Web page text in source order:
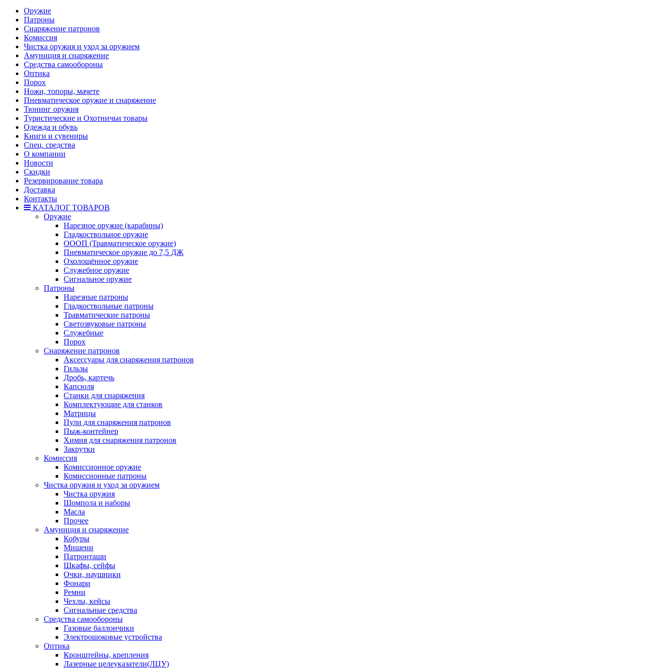
Оружие
Патроны
Снаряжение патронов
Комиссия
Чистка оружия и уход за оружием
Амуниция и снаряжение
Средства самообороны
Оптика
Порох
Ножи, топоры, мачете
Пневматическое оружие и снаряжение
Тюнинг оружия
Туристические и Охотничьи товары
Одежда и обувь
Книги и сувениры
Спец. средства
О компании
Новости
Скидки
Резервирование товара
Доставка
Контакты
КАТАЛОГ ТОВАРОВ
Оружие
Нарезное оружие (карабины)
Гладкоствольное оружие
ОООП (Травматическое оружие)
Пневматическое оружие до 7,5 ДЖ
Охолощённое оружие
Служебное оружие
Сигнальное оружие
Патроны
Нарезные патроны
Гладкоствольные патроны
Травматические патроны
Светозвуковые патроны
Служебные
Порох
Снаряжение патронов
Аксессуары для снаряжения патронов
Гильзы
Дробь, картечь
Капсюля
Станки для снаряжения
Комплектующие для станков
Матрицы
Пули для снаряжения патронов
Пыж-контейнер
Химия для снаряжения патронов
Закрутки
Комиссия
Комиссионное оружие
Комиссионные патроны
Чистка оружия и уход за оружием
Чистка оружия
Шомпола и наборы
Масла
Прочее
Амуниция и снаряжение
Кобуры
Мишени
Патронташи
Шкафы, сейфы
Очки, наушники
Фонари
Ремни
Чехлы, кейсы
Сигнальные средства
Средства самообороны
Газовые баллончики
Электрошоковые устройства
Оптика
Кронштейны, крепления
Лазерные целеуказатели(ЛЦУ)